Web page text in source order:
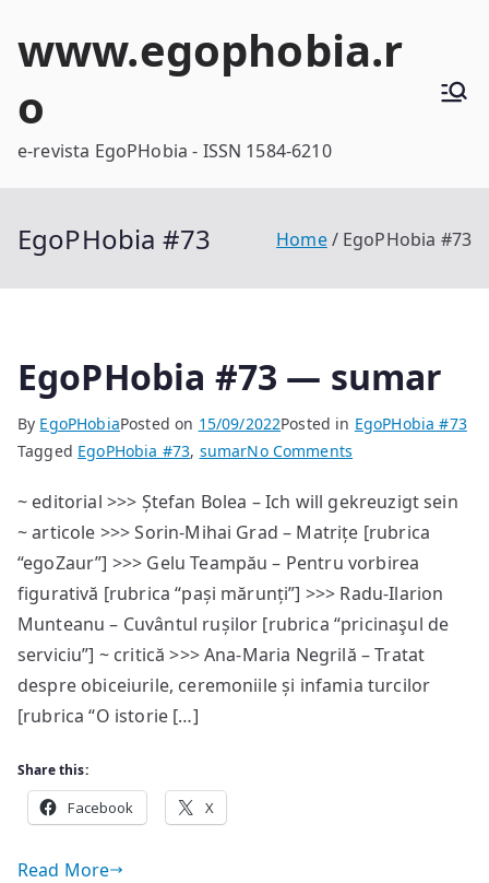
www.egophobia.r
o
e-revista EgoPHobia - ISSN 1584-6210
EgoPHobia #73 Home EgoPHobia #73
EgoPHobia #73 — sumar
By EgoPHobiaPosted on 15/09/2022Posted in EgoPHobia #73
Tagged EgoPHobia #73, sumarNo Comments
#73
—
sumar
~ editorial >>> Ștefan Bolea – Ich will gekreuzigt sein
~ articole >>> Sorin-Mihai Grad – Matrițe [rubrica
“egoZaur”] >>> Gelu Teampău – Pentru vorbirea
figurativă [rubrica “pași mărunți”] >>> Radu-Ilarion
Munteanu – Cuvântul rușilor [rubrica “pricinaşul de
serviciu”] ~ critică >>> Ana-Maria Negrilă – Tratat
despre obiceiurile, ceremoniile și infamia turcilor
[rubrica “O istorie […]
Share this:
Facebook X
Read More